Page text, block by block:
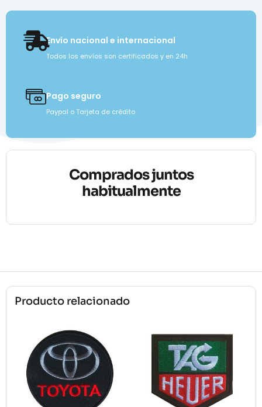
Envío nacional e internacional
Todos los envíos son certificados y en 24h
Pago seguro
Paypal o Tarjeta de crédito
Comprados juntos
habitualmente
Producto relacionado